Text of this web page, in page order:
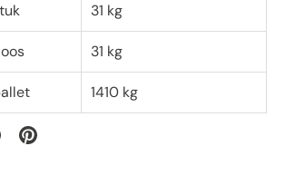
31 kg
31 kg
1410 kg